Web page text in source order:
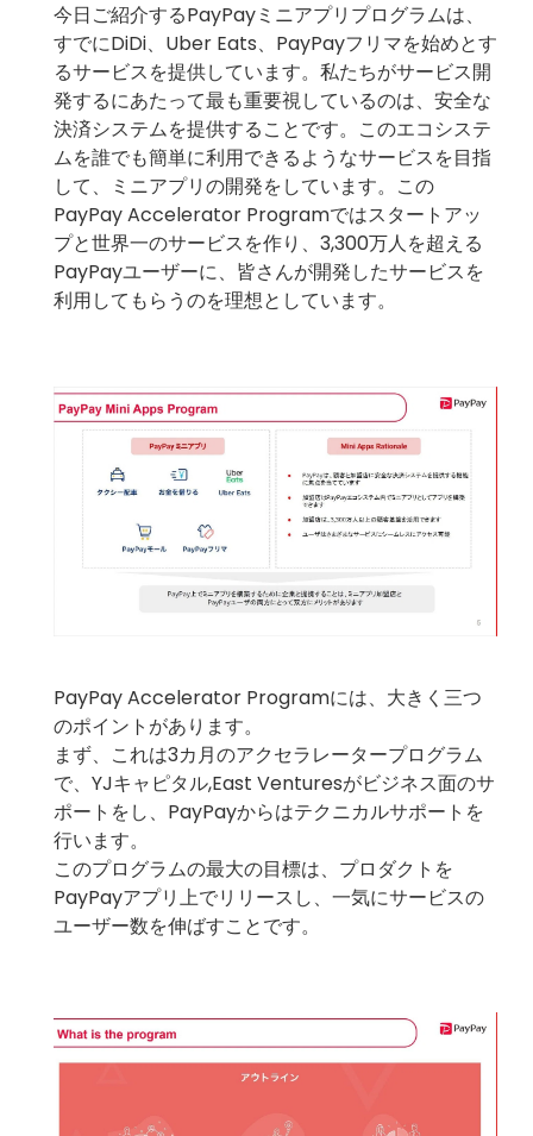
今日ご紹介するPayPayミニアプリプログラムは、
すでにDiDi、Uber Eats、PayPayフリマを始めとす
るサービスを提供しています。私たちがサービス開
発するにあたって最も重要視しているのは、安全な
決済システムを提供することです。このエコシステ
ムを誰でも簡単に利用できるようなサービスを目指
して、ミニアプリの開発をしています。この
PayPay Accelerator Programではスタートアッ
プと世界一のサービスを作り、3,300万人を超える
PayPayユーザーに、皆さんが開発したサービスを
利用してもらうのを理想としています。
PayPay Accelerator Programには、大きく三つ
のポイントがあります。
まず、これは3カ月のアクセラレータープログラム
で、YJキャピタル,East Venturesがビジネス面のサ
ポートをし、PayPayからはテクニカルサポートを
行います。
このプログラムの最大の目標は、プロダクトを
PayPayアプリ上でリリースし、一気にサービスの
ユーザー数を伸ばすことです。